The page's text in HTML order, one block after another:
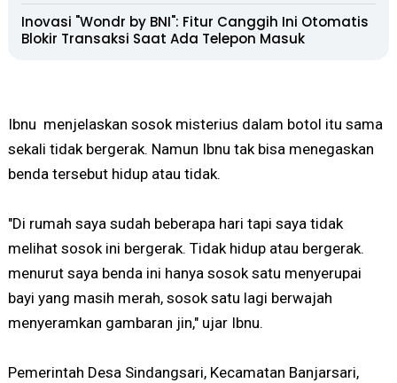
Inovasi "Wondr by BNI": Fitur Canggih Ini Otomatis
Blokir Transaksi Saat Ada Telepon Masuk
Ibnu menjelaskan sosok misterius dalam botol itu sama
sekali tidak bergerak. Namun Ibnu tak bisa menegaskan
benda tersebut hidup atau tidak.
"Di rumah saya sudah beberapa hari tapi saya tidak
melihat sosok ini bergerak. Tidak hidup atau bergerak.
menurut saya benda ini hanya sosok satu menyerupai
bayi yang masih merah, sosok satu lagi berwajah
menyeramkan gambaran jin," ujar Ibnu.
Pemerintah Desa Sindangsari, Kecamatan Banjarsari,